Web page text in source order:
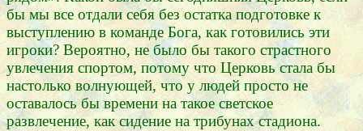
бы мы все отдали себя без остатка подготовке к
выступлению в команде Бога, как готовились эти
игроки? Вероятно, не было бы такого страстного
увлечения спортом, потому что Церковь стала бы
настолько волнующей, что у людей просто не
оставалось бы времени на такое светское
развлечение, как сидение на трибунах стадиона.